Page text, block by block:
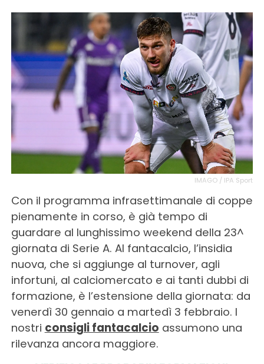
IMAGO / IPA Sport
Con il programma infrasettimanale di coppe
pienamente in corso, è già tempo di
guardare al lunghissimo weekend della 23^
giornata di Serie A. Al fantacalcio, l’insidia
nuova, che si aggiunge al turnover, agli
infortuni, al calciomercato e ai tanti dubbi di
formazione, è l’estensione della giornata: da
venerdì 30 gennaio a martedì 3 febbraio. I
nostri consigli fantacalcio assumono una
rilevanza ancora maggiore.